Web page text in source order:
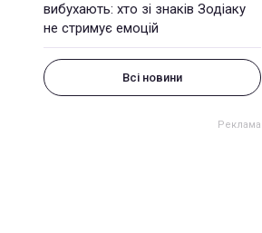
вибухають: хто зі знаків Зодіаку
не стримує емоцій
Всі новини